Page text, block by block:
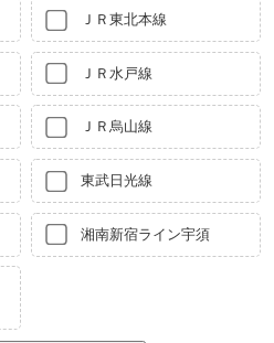
ＪＲ東北本線
ＪＲ水戸線
ＪＲ烏山線
東武日光線
湘南新宿ライン宇須